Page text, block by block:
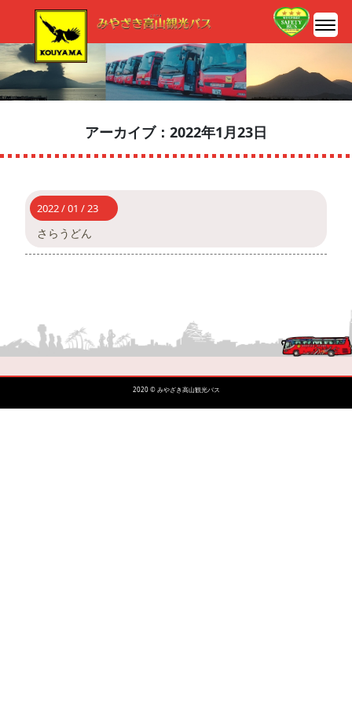
アーカイブ：2022年1月23日
2022 / 01 / 23
さらうどん
2020 © みやざき高山観光バス